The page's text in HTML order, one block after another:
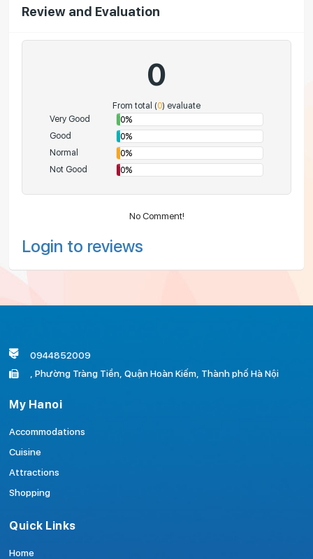
Review and Evaluation
0
From total (0) evaluate
Very Good
0%
Good
0%
Normal
0%
Not Good
0%
No Comment!
Login to reviews
0944852009
, Phường Tràng Tiền, Quận Hoàn Kiếm, Thành phố Hà Nội
My Hanoi
Accommodations
Cuisine
Attractions
Shopping
Quick Links
Home